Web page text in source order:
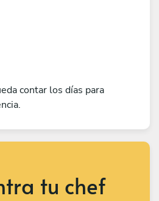
contar los días para
tu chef